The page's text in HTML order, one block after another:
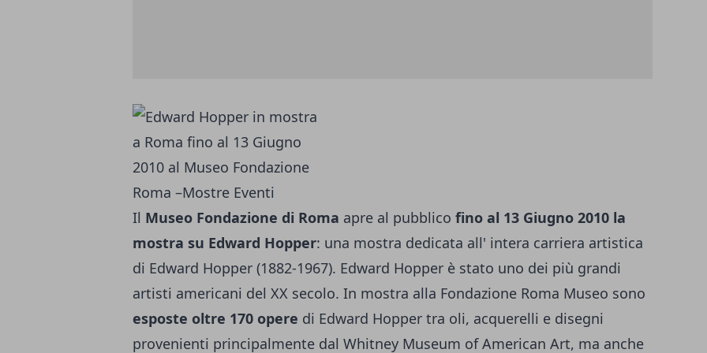
Il Museo Fondazione di Roma apre al pubblico fino al 13 Giugno 2010 la
mostra su Edward Hopper: una mostra dedicata all' intera carriera artistica
di Edward Hopper (1882-1967). Edward Hopper è stato uno dei più grandi
artisti americani del XX secolo. In mostra alla Fondazione Roma Museo sono
esposte oltre 170 opere di Edward Hopper tra oli, acquerelli e disegni
provenienti principalmente dal Whitney Museum of American Art, ma anche